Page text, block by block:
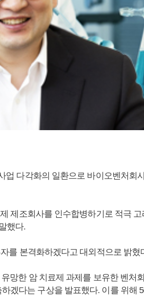
업 다각화의 일환으로 바이오벤처회
제조회사를 인수합병하기로 적극 고
했다.
를 본격화하겠다고 대외적으로 밝혔
망한 암 치료제 과제를 보유한 벤처
겠다는 구상을 발표했다. 이를 위해